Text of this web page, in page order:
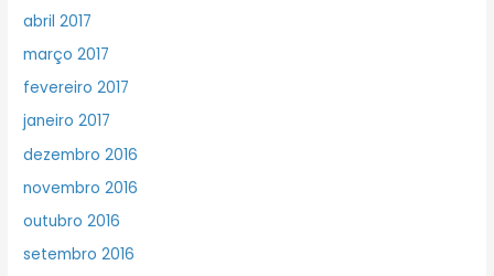
abril 2017
março 2017
fevereiro 2017
janeiro 2017
dezembro 2016
novembro 2016
outubro 2016
setembro 2016